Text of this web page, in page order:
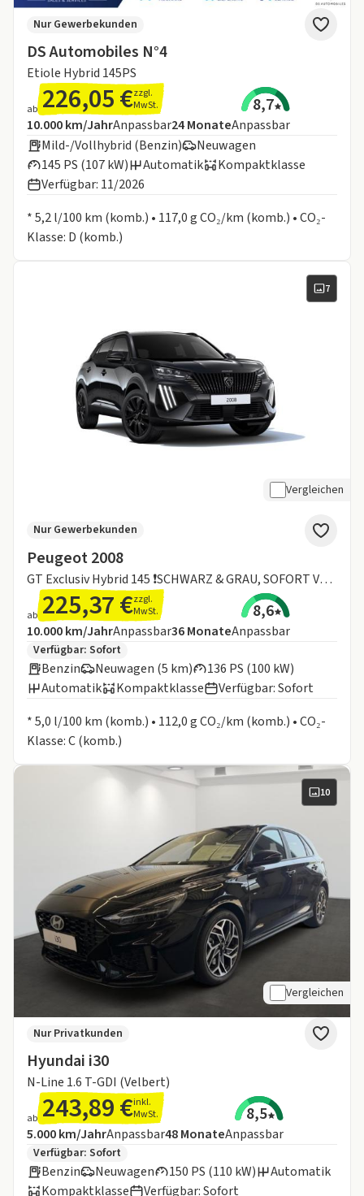
DS Automobiles N°4
Etiole Hybrid 145PS
Nur Gewerbekunden
ab 226,05 €zzgl.
MwSt.
8,7
Angebotsdetails:
Inklusive Laufleistung
10.000 km/JahrAnpassbarLaufzeit
24MonateAnpassbar
Mild-/Vollhybrid (Benzin)
Neuwagen
145 PS (107 kW)
Automatik
Kompaktklasse
Verfügbar: 11/2026
* 5,2 l/100 km (komb.) • 117,0 g CO₂/km (komb.) • CO₂-
Klasse: D (komb.)
7
Vergleichen
Peugeot 2008
GT Exclusiv Hybrid 145 ❗SCHWARZ & GRAU, SOFORT VERFÜGBAR❗
Nur Gewerbekunden
ab 225,37 €zzgl.
MwSt.
8,6
Angebotsdetails:
Inklusive Laufleistung
10.000 km/JahrAnpassbarLaufzeit
36MonateAnpassbar
Zusätzliche Fahrzeuginformationen:
Verfügbar: Sofort
Benzin Neuwagen (5 km)
136 PS (100 kW)
Automatik
Kompaktklasse
Verfügbar: Sofort
* 5,0 l/100 km (komb.) • 112,0 g CO₂/km (komb.) • CO₂-
Klasse: C (komb.)
10
Vergleichen
Hyundai i30
N-Line 1.6 T-GDI (Velbert)
Nur Privatkunden
ab 243,89 €inkl.
MwSt.
8,5
Angebotsdetails:
Inklusive Laufleistung
5.000 km/JahrAnpassbarLaufzeit
48MonateAnpassbar
Zusätzliche Fahrzeuginformationen:
Verfügbar: Sofort
Benzin Neuwagen 150 PS (110 kW)
Automatik
Kompaktklasse
Verfügbar: Sofort